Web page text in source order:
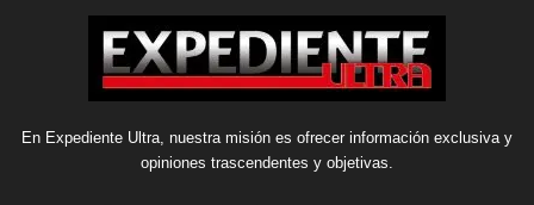
En Expediente Ultra, nuestra misión es ofrecer información exclusiva y
opiniones trascendentes y objetivas.